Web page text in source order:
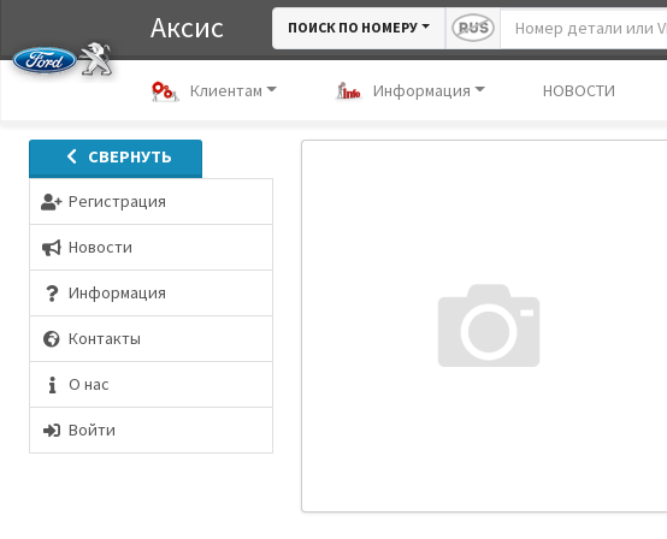
Аксис ПОИСК ПО НОМЕРУ
Клиентам Информация НОВОСТИ
СВЕРНУТЬ
Регистрация
Новости
Информация
Контакты
О нас
Войти